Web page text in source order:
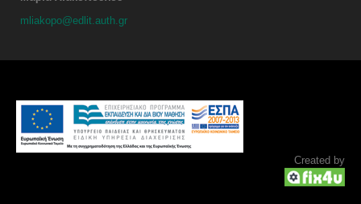
mliakopo@edlit.auth.gr
Created by